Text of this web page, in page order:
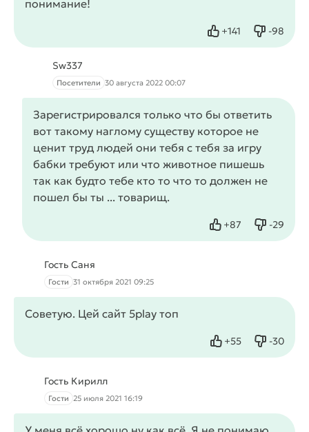
понимание!
+141
Нравится -98
Не
Sw337
Посетители 30 августа 2022 00:07
Зарегистрировался только что бы ответить
вот такому наглому существу которое не
ценит труд людей они тебя с тебя за игру
бабки требуют или что животное пишешь
так как будто тебе кто то что то должен не
пошел бы ты ... товарищ.
+87
Нравится -29
Не
Гость Саня
Гости 31 октября 2021 09:25
Советую. Цей сайт 5play топ
+55
Нравится -30
Не
Гость Кирилл
Гости 25 июля 2021 16:19